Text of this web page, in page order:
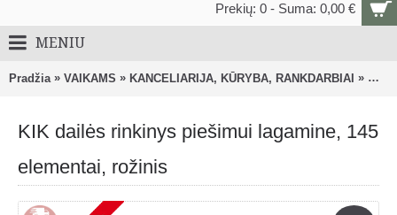
Prekių: 0 - Suma: 0,00 €
MENIU
Pradžia » VAIKAMS » KANCELIARIJA, KŪRYBA, RANKDARBIAI »
KIK dailės rinkinys piešimui lagamine, 145
elementai, rožinis